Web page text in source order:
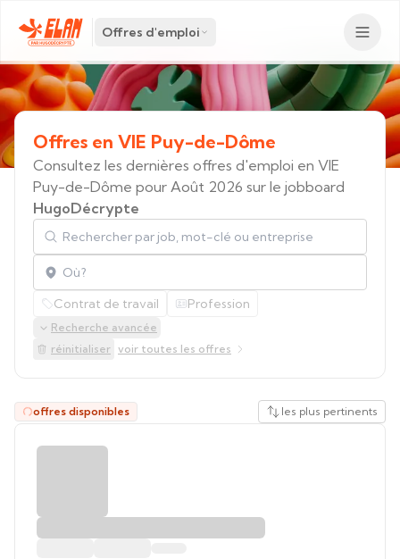
Offres d'emploi
Offres en VIE Puy-de-Dôme
Consultez les dernières offres d'emploi en VIE
Puy-de-Dôme pour Août 2026 sur le jobboard
HugoDécrypte
Rechercher par job, mot-clé ou entreprise
Localisation
Contrat de travail Profession
Recherche avancée
réinitialiser voir toutes les offres
offres disponibles les plus pertinents